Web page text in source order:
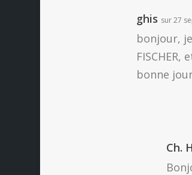
ghis sur 27
bonjour,
bonne
Ch.